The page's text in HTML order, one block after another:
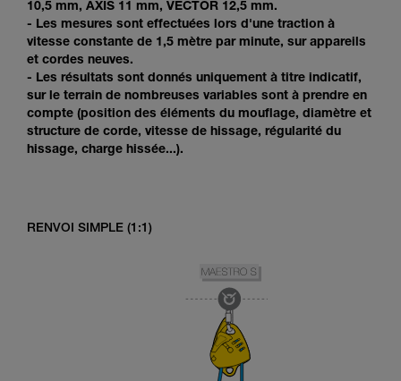
10,5 mm, AXIS 11 mm, VECTOR 12,5 mm.
- Les mesures sont effectuées lors d'une traction à
vitesse constante de 1,5 mètre par minute, sur appareils
et cordes neuves.
- Les résultats sont donnés uniquement à titre indicatif,
sur le terrain de nombreuses variables sont à prendre en
compte (position des éléments du mouflage, diamètre et
structure de corde, vitesse de hissage, régularité du
hissage, charge hissée...).
RENVOI SIMPLE (1:1)